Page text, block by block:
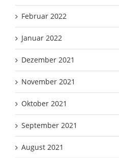
Februar 2022
Januar 2022
Dezember 2021
November 2021
Oktober 2021
September 2021
August 2021